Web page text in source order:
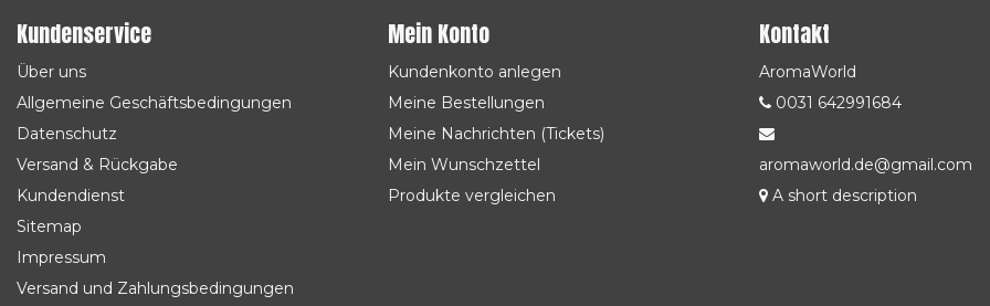
Kundenservice
Über uns
Allgemeine Geschäftsbedingungen
Datenschutz
Versand & Rückgabe
Kundendienst
Sitemap
Impressum
Versand und Zahlungsbedingungen
Mein Konto
Kundenkonto anlegen
Meine Bestellungen
Meine Nachrichten (Tickets)
Mein Wunschzettel
Produkte vergleichen
Kontakt
AromaWorld
0031 642991684
aromaworld.de@gmail.com
A short description